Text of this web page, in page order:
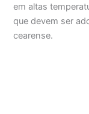
em altas
que devem ser
cearense.